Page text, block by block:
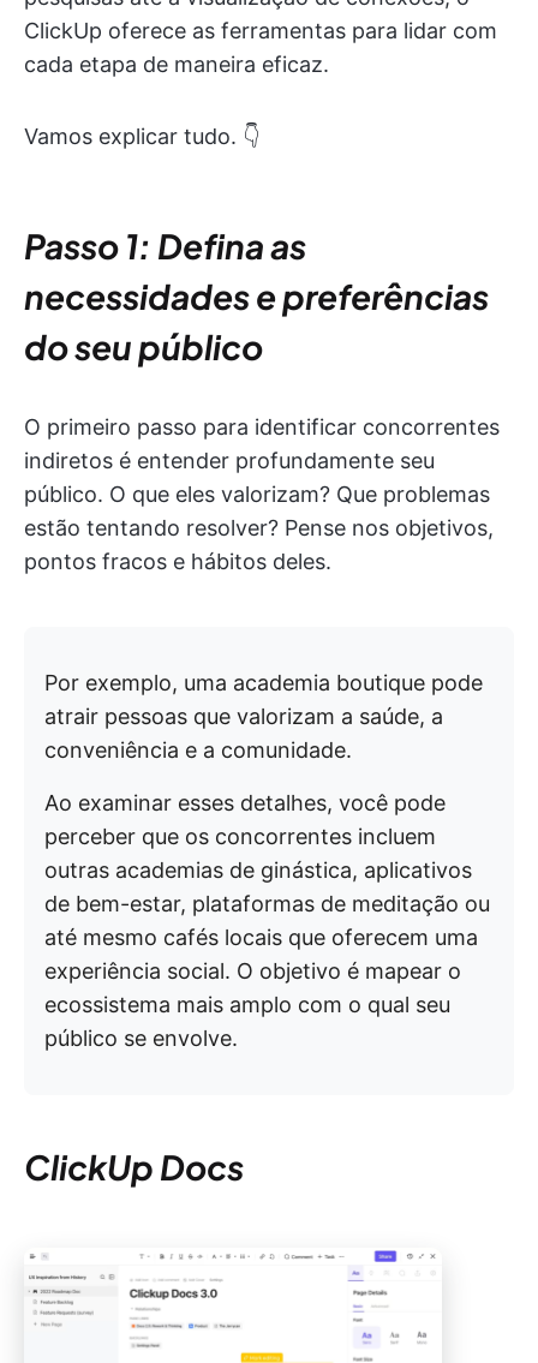
ClickUp oferece as ferramentas para lidar com
cada etapa de maneira eficaz.
Vamos explicar tudo. 👇
Passo 1: Defina as
necessidades e preferências
do seu público
O primeiro passo para identificar concorrentes
indiretos é entender profundamente seu
público. O que eles valorizam? Que problemas
estão tentando resolver? Pense nos objetivos,
pontos fracos e hábitos deles.
Por exemplo, uma academia boutique pode
atrair pessoas que valorizam a saúde, a
conveniência e a comunidade.
Ao examinar esses detalhes, você pode
perceber que os concorrentes incluem
outras academias de ginástica, aplicativos
de bem-estar, plataformas de meditação ou
até mesmo cafés locais que oferecem uma
experiência social. O objetivo é mapear o
ecossistema mais amplo com o qual seu
público se envolve.
ClickUp Docs